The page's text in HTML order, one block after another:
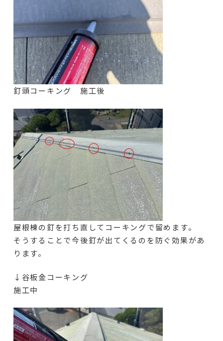
釘頭コーキング 施工後
屋根棟の釘を打ち直してコーキングで留めます。
そうすることで今後釘が出てくるのを防ぐ効果があ
ります。
↓谷板金コーキング
施工中